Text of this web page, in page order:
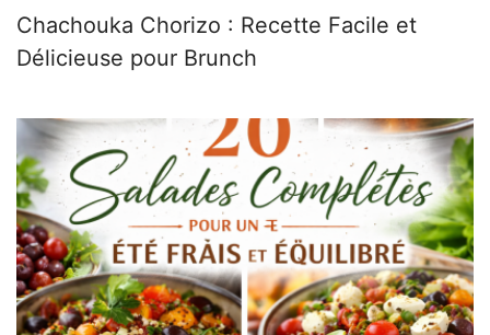
Chachouka Chorizo : Recette Facile et
Délicieuse pour Brunch